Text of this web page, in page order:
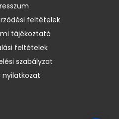
feltételek
tájékoztató
feltételek
szabályzat
nyilatkozat